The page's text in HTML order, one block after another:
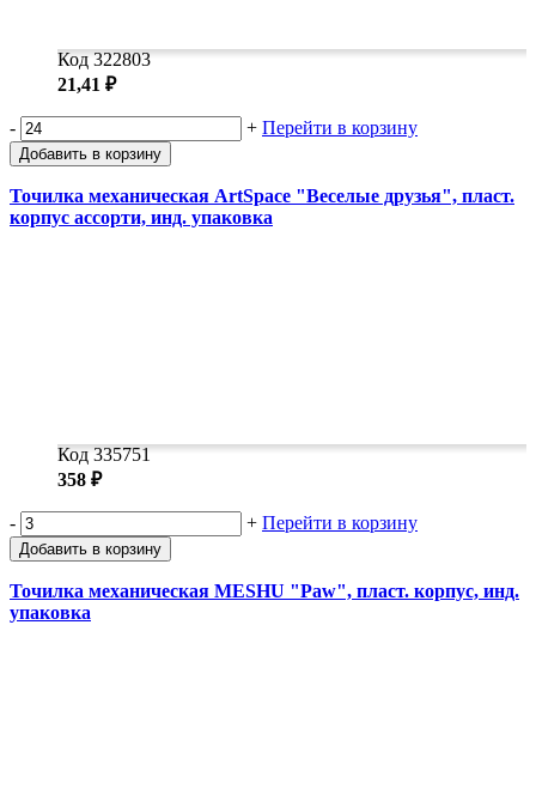
Код 322803
21,41 ₽
- + Перейти в корзину
Добавить в корзину
Точилка механическая ArtSpace "Веселые друзья", пласт.
корпус ассорти, инд. упаковка
Код 335751
358 ₽
- + Перейти в корзину
Добавить в корзину
Точилка механическая MESHU "Paw", пласт. корпус, инд.
упаковка